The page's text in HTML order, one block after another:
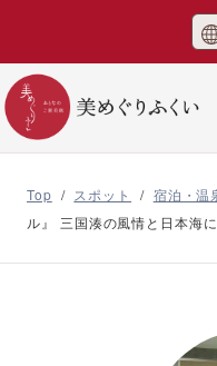
Top / スポット / 宿泊・温
ル』 三国湊の風情と日本海